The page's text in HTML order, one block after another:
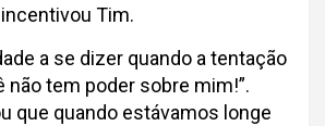
Tim.
a se dizer quando a tentação
não tem poder sobre mim!”.
que quando estávamos longe